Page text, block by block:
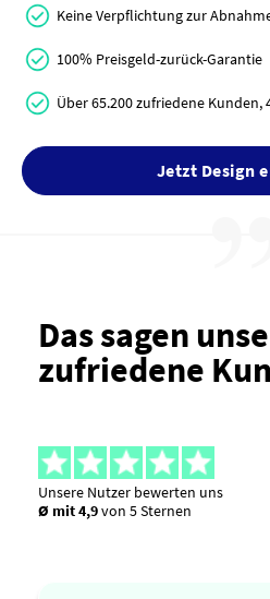
Keine Verpflichtung zur
100% Preisgeld-zurück-Garantie
Über 65.200 zufriedene Kunden,
Jetzt Design
Das sagen
zufriedene
Unsere Nutzer bewerten uns
Ø mit 4,9von 5 Sternen